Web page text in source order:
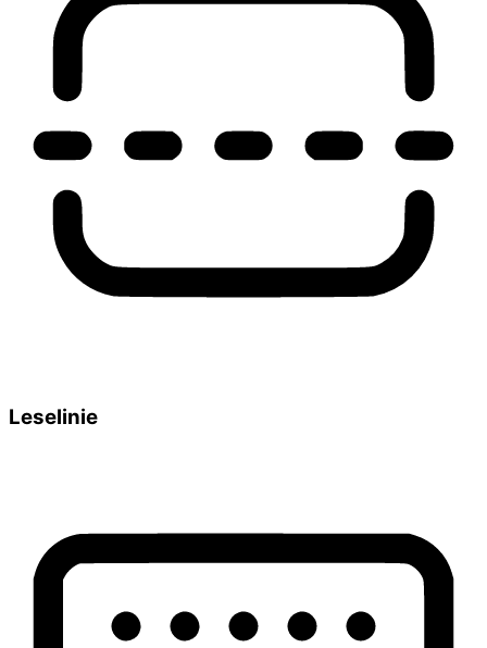
Leselinie